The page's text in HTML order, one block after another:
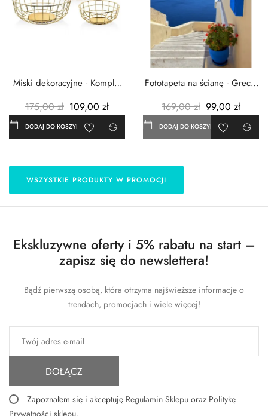
Miski dekoracyjne - Komplet
175,00 zł 109,00 zł
DODAJ DO KOSZYKA
Fototapeta na ścianę - Grecja
169,00 zł 99,00 zł
DODAJ DO KOSZYKA
WSZYSTKIE PRODUKTY W PROMOCJI
Ekskluzywne oferty i 5% rabatu na start –
zapisz się do newslettera!
Bądź pierwszą osobą, która otrzyma najświeższe informacje o
trendach, promocjach i wiele więcej!
DOŁĄCZ
Zapoznałem się i akceptuję Regulamin Sklepu oraz Politykę